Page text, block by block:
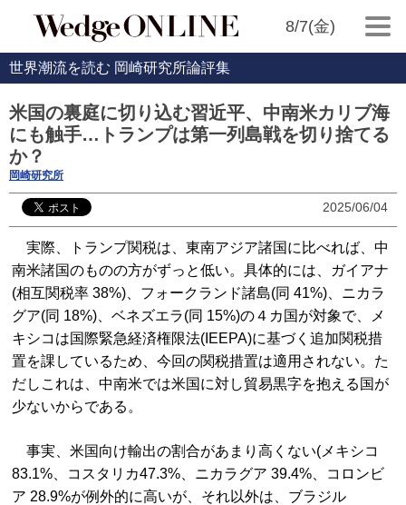
8/7(金)
世界潮流を読む 岡崎研究所論評集
米国の裏庭に切り込む習近平、中南米カリブ海
にも触手…トランプは第一列島戦を切り捨てる
か？
岡崎研究所
2025/06/04
実際、トランプ関税は、東南アジア諸国に比べれば、中
南米諸国のものの方がずっと低い。具体的には、ガイアナ
(相互関税率 38%)、フォークランド諸島(同 41%)、ニカラ
グア(同 18%)、ベネズエラ(同 15%)の４カ国が対象で、メ
キシコは国際緊急経済権限法(IEEPA)に基づく追加関税措
置を課しているため、今回の関税措置は適用されない。た
だしこれは、中南米では米国に対し貿易黒字を抱える国が
少ないからである。
事実、米国向け輸出の割合があまり高くない(メキシコ
83.1%、コスタリカ47.3%、ニカラグア 39.4%、コロンビ
ア 28.9%が例外的に高いが、それ以外は、ブラジル